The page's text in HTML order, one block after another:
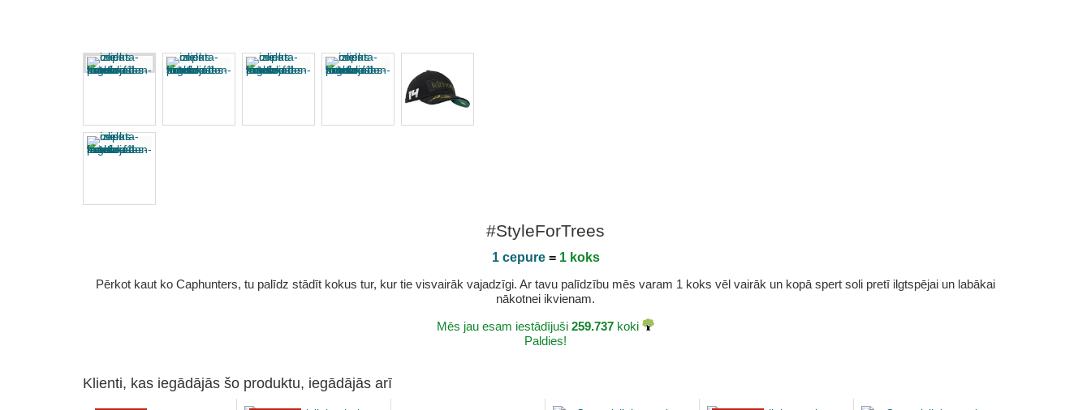
#StyleForTrees
1 cepure= 1 koks
Pērkot kaut ko Caphunters, tu palīdz stādīt kokus tur, kur tie visvairāk vajadzīgi. Ar tavu palīdzību mēs varam 1 koks vēl vairāk un kopā spert soli pretī ilgtspējai un labākai
nākotnei ikvienam.
Mēs jau esam iestādījuši 259.737 koki
Paldies!
Klienti, kas iegādājās šo produktu, iegādājās arī